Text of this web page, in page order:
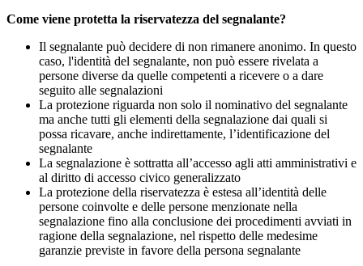
Come viene protetta la riservatezza del segnalante?
Il segnalante può decidere di non rimanere anonimo. In questo
caso, l'identità del segnalante, non può essere rivelata a
persone diverse da quelle competenti a ricevere o a dare
seguito alle segnalazioni
La protezione riguarda non solo il nominativo del segnalante
ma anche tutti gli elementi della segnalazione dai quali si
possa ricavare, anche indirettamente, l’identificazione del
segnalante
La segnalazione è sottratta all’accesso agli atti amministrativi e
al diritto di accesso civico generalizzato
La protezione della riservatezza è estesa all’identità delle
persone coinvolte e delle persone menzionate nella
segnalazione fino alla conclusione dei procedimenti avviati in
ragione della segnalazione, nel rispetto delle medesime
garanzie previste in favore della persona segnalante